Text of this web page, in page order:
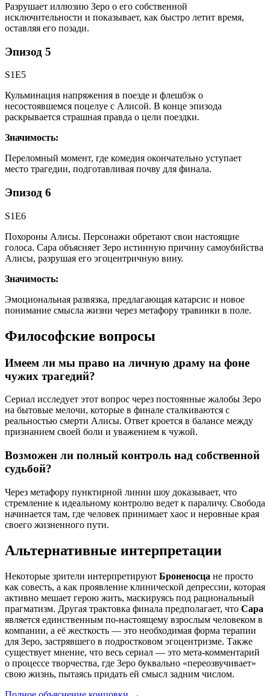
Разрушает иллюзию Зеро о его собственной
исключительности и показывает, как быстро летит время,
оставляя его позади.
Эпизод 5
S1E5
Кульминация напряжения в поезде и флешбэк о
несостоявшемся поцелуе с Алисой. В конце эпизода
раскрывается страшная правда о цели поездки.
Значимость:
Переломный момент, где комедия окончательно уступает
место трагедии, подготавливая почву для финала.
Эпизод 6
S1E6
Похороны Алисы. Персонажи обретают свои настоящие
голоса. Сара объясняет Зеро истинную причину самоубийства
Алисы, разрушая его эгоцентричную вину.
Значимость:
Эмоциональная развязка, предлагающая катарсис и новое
понимание смысла жизни через метафору травинки в поле.
Философские вопросы
Имеем ли мы право на личную драму на фоне
чужих трагедий?
Сериал исследует этот вопрос через постоянные жалобы Зеро
на бытовые мелочи, которые в финале сталкиваются с
реальностью смерти Алисы. Ответ кроется в балансе между
признанием своей боли и уважением к чужой.
Возможен ли полный контроль над собственной
судьбой?
Через метафору пунктирной линии шоу доказывает, что
стремление к идеальному контролю ведет к параличу. Свобода
начинается там, где человек принимает хаос и неровные края
своего жизненного пути.
Альтернативные интерпретации
Некоторые зрители интерпретируют Броненосца не просто
как совесть, а как проявление клинической депрессии, которая
активно мешает герою жить, маскируясь под рациональный
прагматизм. Другая трактовка финала предполагает, что Сара
является единственным по-настоящему взрослым человеком в
компании, а её жесткость — это необходимая форма терапии
для Зеро, застрявшего в подростковом эгоцентризме. Также
существует мнение, что весь сериал — это мета-комментарий
о процессе творчества, где Зеро буквально «переозвучивает»
свою жизнь, пытаясь придать ей смысл задним числом.